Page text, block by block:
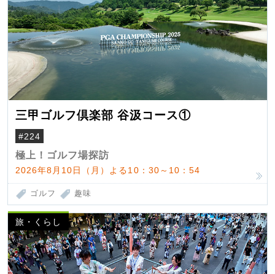
三甲ゴルフ倶楽部 谷汲コース①
#224
極上！ゴルフ場探訪
2026年8月10日（月）よる10：30～10：54
ゴルフ 趣味
旅・くらし